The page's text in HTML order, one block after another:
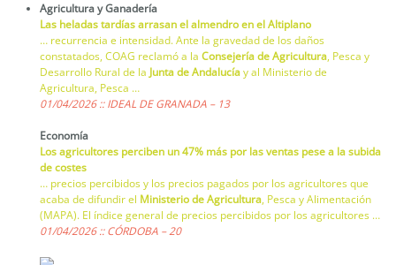
Agricultura y Ganadería
Las heladas tardías arrasan el almendro en el Altiplano
… recurrencia e intensidad. Ante la gravedad de los daños
constatados, COAG reclamó a la Consejería de Agricultura, Pesca y
Desarrollo Rural de la Junta de Andalucíay al Ministerio de
Agricultura, Pesca …
01/04/2026 :: IDEAL DE GRANADA – 13
Economía
Los agricultores perciben un 47% más por las ventas pese a la subida
de costes
… precios percibidos y los precios pagados por los agricultores que
acaba de difundir el Ministerio de Agricultura, Pesca y Alimentación
(MAPA). El índice general de precios percibidos por los agricultores …
01/04/2026 :: CÓRDOBA – 20